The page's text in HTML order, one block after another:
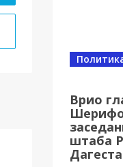
2 дня
Врио
штаба